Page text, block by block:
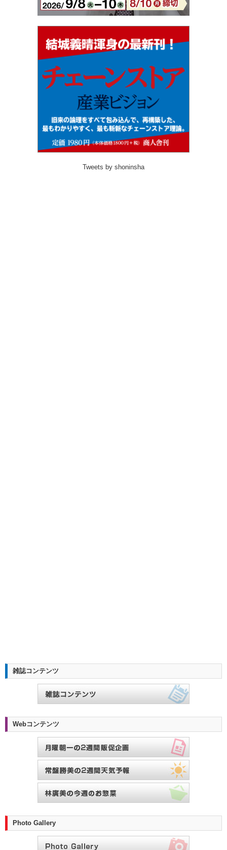
Tweets by shoninsha
雑誌コンテンツ
Webコンテンツ
Photo Gallery